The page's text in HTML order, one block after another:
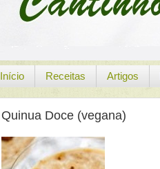
Início Receitas Artigos
Quinua Doce (vegana)